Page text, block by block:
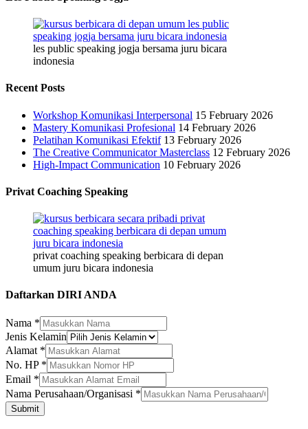
les public speaking jogja bersama juru bicara
indonesia
Recent Posts
Workshop Komunikasi Interpersonal 15 February 2026
Mastery Komunikasi Profesional 14 February 2026
Pelatihan Komunikasi Efektif 13 February 2026
The Creative Communicator Masterclass 12 February 2026
High-Impact Communication 10 February 2026
Privat Coaching Speaking
privat coaching speaking berbicara di depan
umum juru bicara indonesia
Daftarkan DIRI ANDA
Perusahaan/Organisasi
Jenis
Alamat
Nama *
Jenis Kelamin
Alamat *
No. HP *
Email *
Nama Perusahaan/Organisasi *
Submit